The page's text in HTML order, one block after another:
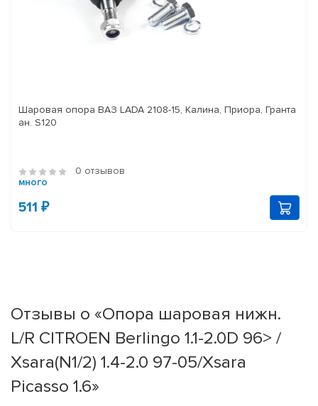
Шаровая опора ВАЗ LADA 2108-15, Калина, Приора, Гранта
ан. S120
0 отзывов
много
511 ₽
Отзывы о «Опора шаровая нижн.
L/R CITROEN Berlingo 1.1-2.0D 96> /
Xsara(N1/2) 1.4-2.0 97-05/Xsara
Picasso 1.6»